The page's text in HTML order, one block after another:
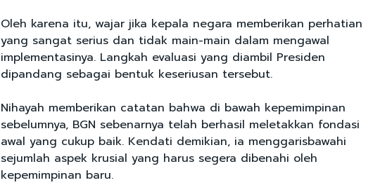
Oleh karena itu, wajar jika kepala negara memberikan perhatian
yang sangat serius dan tidak main-main dalam mengawal
implementasinya. Langkah evaluasi yang diambil Presiden
dipandang sebagai bentuk keseriusan tersebut.
Nihayah memberikan catatan bahwa di bawah kepemimpinan
sebelumnya, BGN sebenarnya telah berhasil meletakkan fondasi
awal yang cukup baik. Kendati demikian, ia menggarisbawahi
sejumlah aspek krusial yang harus segera dibenahi oleh
kepemimpinan baru.